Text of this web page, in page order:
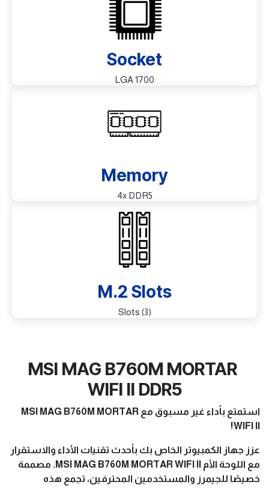
Socket
LGA 1700
Memory
4x DDR5
M.2 Slots
(3) Slots
MSI MAG B760M MORTAR
WIFI II DDR5
استمتع بأداء غير مسبوق مع MSI MAG B760M MORTAR
WIFI II!
عزز جهاز الكمبيوتر الخاص بك بأحدث تقنيات الأداء والاستقرار
مع اللوحة الأم MSI MAG B760M MORTAR WIFI II. مصممة
خصيصًا للجيمرز والمستخدمين المحترفين، تجمع هذه